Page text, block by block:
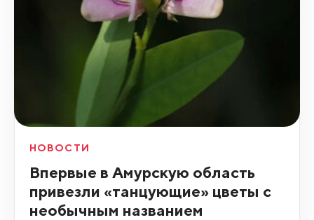
НОВОСТИ
Впервые в Амурскую область
привезли «танцующие» цветы с
необычным названием